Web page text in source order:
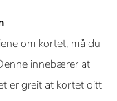
om kortet, må du
innebærer at
er greit at kortet ditt